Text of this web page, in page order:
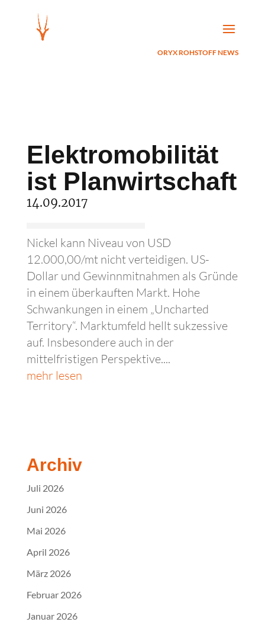
ORYX ROHSTOFF NEWS
Elektromobilität
ist Planwirtschaft
14.09.2017
Nickel kann Niveau von USD
12.000,00/mt nicht verteidigen. US-
Dollar und Gewinnmitnahmen als Gründe
in einem überkauften Markt. Hohe
Schwankungen in einem „Uncharted
Territory“. Marktumfeld hellt sukzessive
auf. Insbesondere auch in der
mittelfristigen Perspektive....
mehr lesen
Archiv
Juli 2026
Juni 2026
Mai 2026
April 2026
März 2026
Februar 2026
Januar 2026